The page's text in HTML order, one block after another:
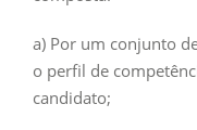
a) Por um conjunto
o perfil de
candidato;